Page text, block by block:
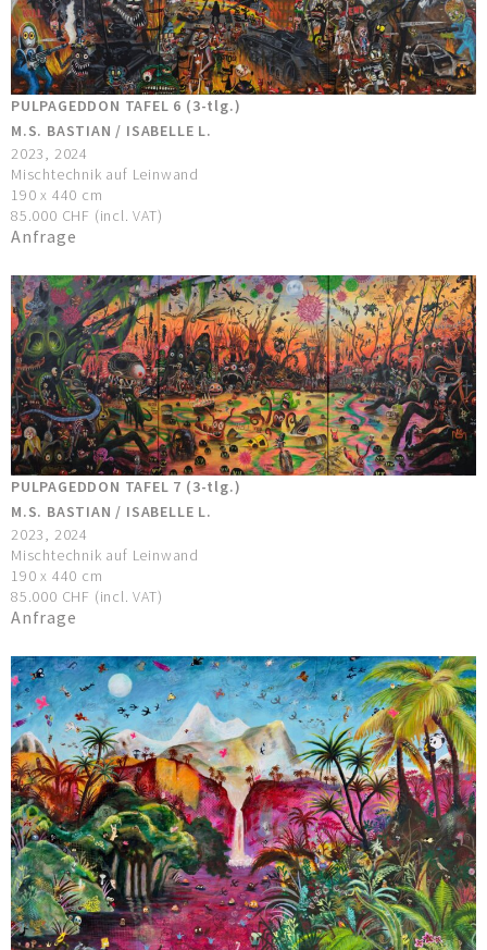
PULPAGEDDON TAFEL 6 (3-tlg.)
M.S. BASTIAN / ISABELLE L.
2023, 2024
Mischtechnik auf Leinwand
190 x 440 cm
85.000 CHF (incl. VAT)
Anfrage
PULPAGEDDON TAFEL 7 (3-tlg.)
M.S. BASTIAN / ISABELLE L.
2023, 2024
Mischtechnik auf Leinwand
190 x 440 cm
85.000 CHF (incl. VAT)
Anfrage